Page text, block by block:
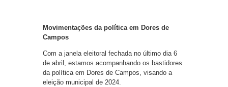
Movimentações da política em Dores de
Campos
Com a janela eleitoral fechada no último dia 6
de abril, estamos acompanhando os bastidores
da política em Dores de Campos, visando a
eleição municipal de 2024.